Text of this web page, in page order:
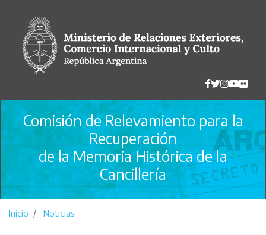
contenido
principal
Comisión de Relevamiento para la
Recuperación
de la Memoria Histórica de la
Cancillería
Inicio Noticias